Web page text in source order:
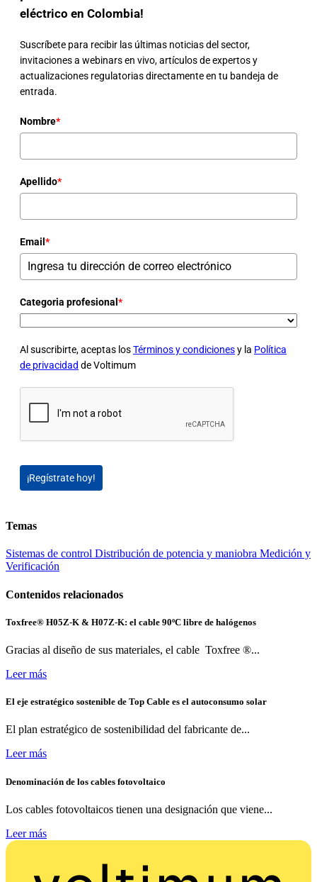
eléctrico en Colombia!
Suscríbete para recibir las últimas noticias del sector,
invitaciones a webinars en vivo, artículos de expertos y
actualizaciones regulatorias directamente en tu bandeja de
entrada.
Nombre*
Apellido*
Email *
Categoria profesional *
Al suscribirte, aceptas losTérminos y condicionesy la Política
de privacidad de Voltimum
¡Regístrate hoy!
Temas
Sistemas de control Distribución de potencia y maniobra Medición y
Verificación
Contenidos relacionados
Toxfree® H05Z-K & H07Z-K: el cable 90ºC libre de halógenos
Gracias al diseño de sus materiales, el cable Toxfree ®...
Leer más
El eje estratégico sostenible de Top Cable es el autoconsumo solar
El plan estratégico de sostenibilidad del fabricante de...
Leer más
Denominación de los cables fotovoltaico
Los cables fotovoltaicos tienen una designación que viene...
Leer más